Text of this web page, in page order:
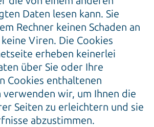
Daten lesen kann. Sie
Rechner keinen Schaden an
Viren. Die Cookies
erheben keinerlei
über Sie oder Ihre
Cookies enthaltenen
wir, um Ihnen die
Seiten zu erleichtern und sie
abzustimmen.